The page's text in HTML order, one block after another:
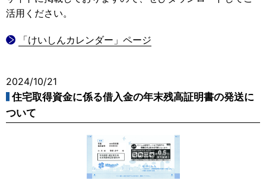
活用ください。
「けいしんカレンダー」ページ
2024/10/21
住宅取得資金に係る借入金の年末残高証明書の発送に
ついて